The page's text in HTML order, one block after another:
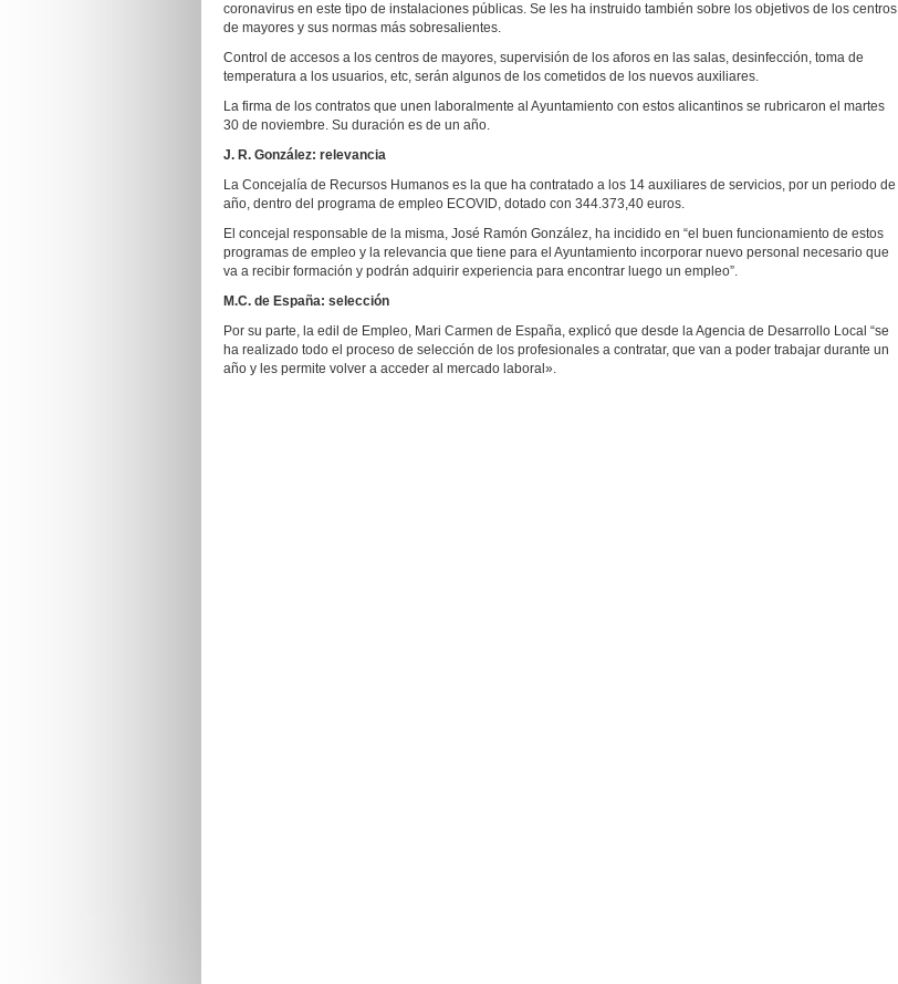
coronavirus en este tipo de instalaciones públicas. Se les ha instruido también sobre los objetivos de los centros
de mayores y sus normas más sobresalientes.
Control de accesos a los centros de mayores, supervisión de los aforos en las salas, desinfección, toma de
temperatura a los usuarios, etc, serán algunos de los cometidos de los nuevos auxiliares.
La firma de los contratos que unen laboralmente al Ayuntamiento con estos alicantinos se rubricaron el martes
30 de noviembre. Su duración es de un año.
J. R. González: relevancia
La Concejalía de Recursos Humanos es la que ha contratado a los 14 auxiliares de servicios, por un periodo de
año, dentro del programa de empleo ECOVID, dotado con 344.373,40 euros.
El concejal responsable de la misma, José Ramón González, ha incidido en “el buen funcionamiento de estos
programas de empleo y la relevancia que tiene para el Ayuntamiento incorporar nuevo personal necesario que
va a recibir formación y podrán adquirir experiencia para encontrar luego un empleo”.
M.C. de España: selección
Por su parte, la edil de Empleo, Mari Carmen de España, explicó que desde la Agencia de Desarrollo Local “se
ha realizado todo el proceso de selección de los profesionales a contratar, que van a poder trabajar durante un
año y les permite volver a acceder al mercado laboral».